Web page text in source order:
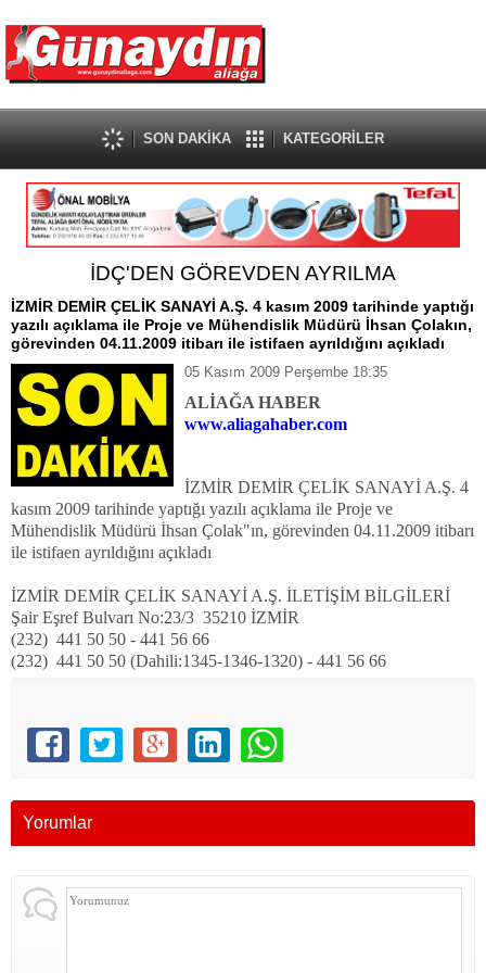
SON DAKİKA KATEGORİLER
İDÇ'DEN GÖREVDEN AYRILMA
İZMİR DEMİR ÇELİK SANAYİ A.Ş. 4 kasım 2009 tarihinde yaptığı
yazılı açıklama ile Proje ve Mühendislik Müdürü İhsan Çolakın,
görevinden 04.11.2009 itibarı ile istifaen ayrıldığını açıkladı
05 Kasım 2009 Perşembe 18:35
ALİAĞA HABER
www.aliagahaber.com
İZMİR DEMİR ÇELİK SANAYİ A.Ş. 4
kasım 2009 tarihinde yaptığı yazılı açıklama ile Proje ve
Mühendislik Müdürü İhsan Çolak"ın, görevinden 04.11.2009 itibarı
ile istifaen ayrıldığını açıkladı
İZMİR DEMİR ÇELİK SANAYİ A.Ş. İLETİŞİM BİLGİLERİ
Şair Eşref Bulvarı No:23/3 35210 İZMİR
(232) 441 50 50 - 441 56 66
(232) 441 50 50 (Dahili:1345-1346-1320) - 441 56 66
Yorumlar